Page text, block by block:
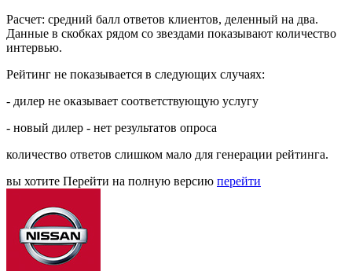
Расчет: средний балл ответов клиентов, деленный на два.
Данные в скобках рядом со звездами показывают количество
интервью.
Рейтинг не показывается в следующих случаях:
- дилер не оказывает соответствующую услугу
- новый дилер - нет результатов опроса
количество ответов слишком мало для генерации рейтинга.
вы хотите Перейти на полную версию перейти